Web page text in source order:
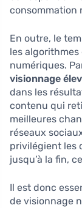
consommation
En outre, le
les
numériques.
visionnage
dans les
contenu qui
meilleures
réseaux
privilégient les
jusqu’à la fin,
Il est donc
de visionnage